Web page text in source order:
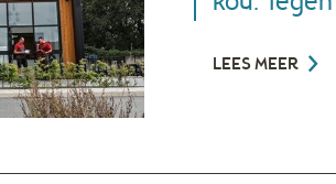
LEES MEER